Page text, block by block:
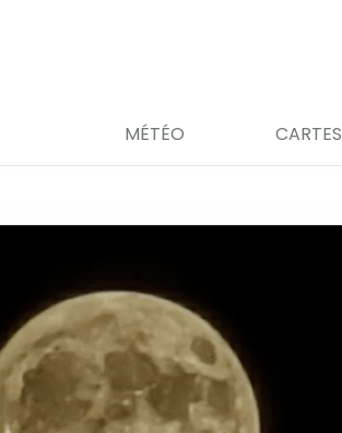
MÉTÉO CARTES